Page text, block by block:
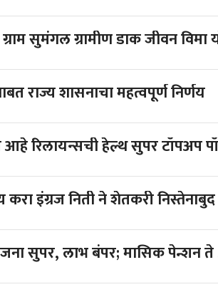
सुमंगल ग्रामीण डाक जीवन विमा
राज्य शासनाचा महत्वपूर्ण निर्णय
रिलायन्सची हेल्थ सुपर टॉपअप
इंग्रज निती ने शेतकरी
सुपर, लाभ बंपर; मासिक पेन्शन ते